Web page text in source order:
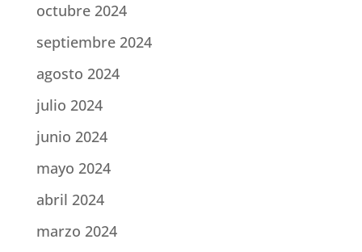
octubre 2024
septiembre 2024
agosto 2024
julio 2024
junio 2024
mayo 2024
abril 2024
marzo 2024